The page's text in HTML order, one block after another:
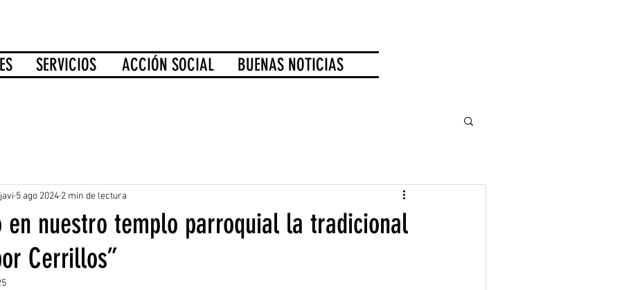
SERVICIOS ACCIÓN SOCIAL BUENAS NOTICIAS
en nuestro templo parroquial la tradicional
Cerrillos”
5 ago 2024 2 min de lectura